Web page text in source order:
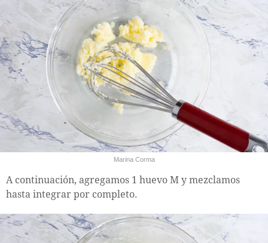
Marina Corma
A continuación, agregamos 1 huevo M y mezclamos
hasta integrar por completo.